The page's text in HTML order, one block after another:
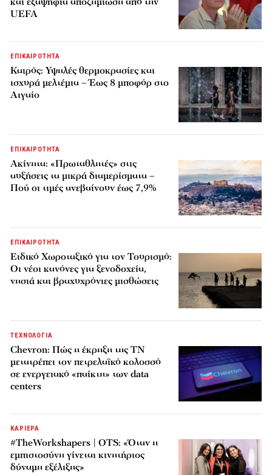
UEFA
ΕΠΙΚΑΙΡΟΤΗΤΑ
Καιρός: Υψηλές θερμοκρασίες και
ισχυρά μελτέμια – Έως 8 μποφόρ στο
Αιγαίο
ΕΠΙΚΑΙΡΟΤΗΤΑ
Ακίνητα: «Πρωταθλητές» στις
αυξήσεις τα μικρά διαμερίσματα –
Πού οι τιμές ανεβαίνουν έως 7,9%
ΕΠΙΚΑΙΡΟΤΗΤΑ
Ειδικό Χωροταξικό για τον Τουρισμό:
Οι νέοι κανόνες για ξενοδοχεία,
νησιά και βραχυχρόνιες μισθώσεις
ΤΕΧΝΟΛΟΓΙΑ
Chevron: Πώς η έκρηξη της ΤΝ
μετατρέπει τον πετρελαϊκό κολοσσό
σε ενεργειακό «παίκτη» των data
centers
ΚΑΡΙΕΡΑ
#TheWorkshapers | OTS: «Όταν η
εμπιστοσύνη γίνεται κινητήριος
δύναμη εξέλιξης»